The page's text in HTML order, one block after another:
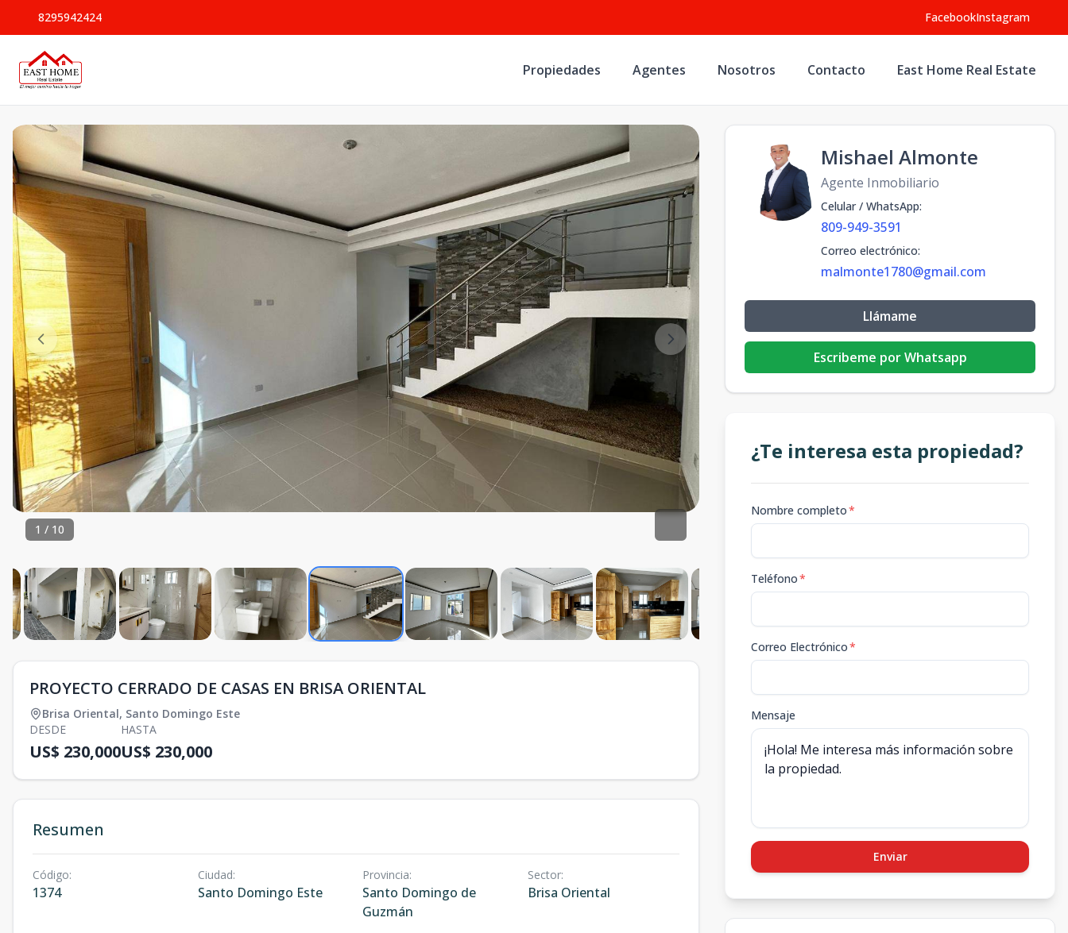
8295942424 FacebookInstagram
Propiedades Agentes Nosotros Contacto East Home Real Estate
1 / 10
PROYECTO CERRADO DE CASAS EN BRISA ORIENTAL
Brisa Oriental, Santo Domingo Este
DESDE
US$ 230,000
HASTA
US$ 230,000
Resumen
Código:
1374
Ciudad:
Santo Domingo Este
Provincia:
Santo Domingo de
Guzmán
Sector:
Brisa Oriental
Mishael Almonte
Agente Inmobiliario
Celular / WhatsApp:
809-949-3591
Correo electrónico:
malmonte1780@gmail.com
Llámame
Escribeme por Whatsapp
¿Te interesa esta propiedad?
Nombre completo*
Teléfono*
Correo Electrónico*
Mensaje
Enviar